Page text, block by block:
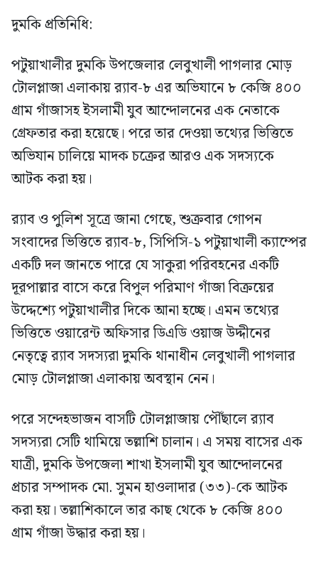
দুমকি প্রতিনিধি:
পটুয়াখালীর দুমকি উপজেলার লেবুখালী পাগলার মোড়
টোলপ্লাজা এলাকায় র‍্যাব-৮ এর অভিযানে ৮ কেজি ৪০০
গ্রাম গাঁজাসহ ইসলামী যুব আন্দোলনের এক নেতাকে
গ্রেফতার করা হয়েছে। পরে তার দেওয়া তথ্যের ভিত্তিতে
অভিযান চালিয়ে মাদক চক্রের আরও এক সদস্যকে
আটক করা হয়।
র‍্যাব ও পুলিশ সূত্রে জানা গেছে, শুক্রবার গোপন
সংবাদের ভিত্তিতে র‍্যাব-৮, সিপিসি-১ পটুয়াখালী ক্যাম্পের
একটি দল জানতে পারে যে সাকুরা পরিবহনের একটি
দূরপাল্লার বাসে করে বিপুল পরিমাণ গাঁজা বিক্রয়ের
উদ্দেশ্যে পটুয়াখালীর দিকে আনা হচ্ছে। এমন তথ্যের
ভিত্তিতে ওয়ারেন্ট অফিসার ডিএডি ওয়াজ উদ্দীনের
নেতৃত্বে র‍্যাব সদস্যরা দুমকি থানাধীন লেবুখালী পাগলার
মোড় টোলপ্লাজা এলাকায় অবস্থান নেন।
পরে সন্দেহভাজন বাসটি টোলপ্লাজায় পৌঁছালে র‍্যাব
সদস্যরা সেটি থামিয়ে তল্লাশি চালান। এ সময় বাসের এক
যাত্রী, দুমকি উপজেলা শাখা ইসলামী যুব আন্দোলনের
প্রচার সম্পাদক মো. সুমন হাওলাদার (৩৩)-কে আটক
করা হয়। তল্লাশিকালে তার কাছ থেকে ৮ কেজি ৪০০
গ্রাম গাঁজা উদ্ধার করা হয়।